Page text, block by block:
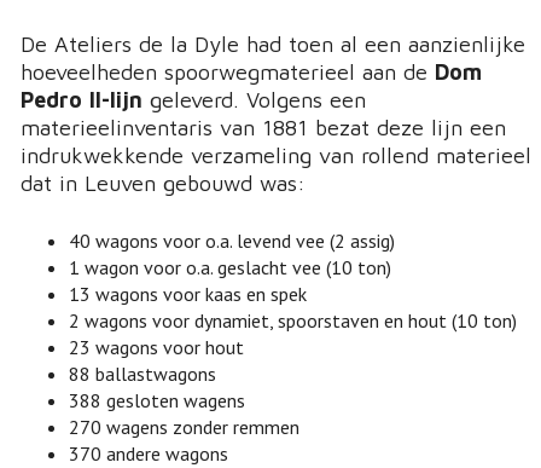
De Ateliers de la Dyle had toen al een aanzienlijke
hoeveelheden spoorwegmaterieel aan de Dom
Pedro II-lijn geleverd. Volgens een
materieelinventaris van 1881 bezat deze lijn een
indrukwekkende verzameling van rollend materieel
dat in Leuven gebouwd was:
40 wagons voor o.a. levend vee (2 assig)
1 wagon voor o.a. geslacht vee (10 ton)
13 wagons voor kaas en spek
2 wagons voor dynamiet, spoorstaven en hout (10 ton)
23 wagons voor hout
88 ballastwagons
388 gesloten wagens
270 wagens zonder remmen
370 andere wagons